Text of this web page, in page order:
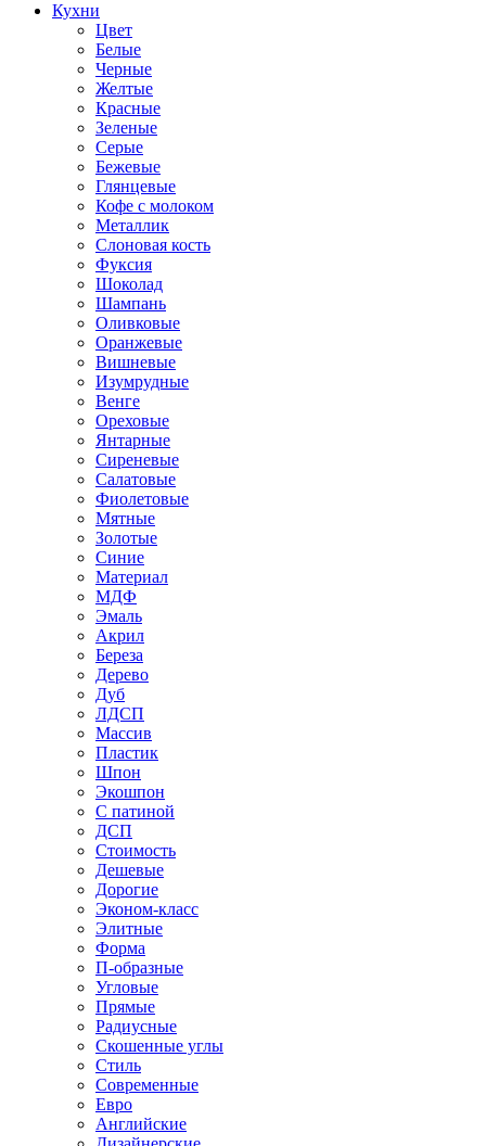
Кухни
Цвет
Белые
Черные
Желтые
Красные
Зеленые
Серые
Бежевые
Глянцевые
Кофе с молоком
Металлик
Слоновая кость
Фуксия
Шоколад
Шампань
Оливковые
Оранжевые
Вишневые
Изумрудные
Венге
Ореховые
Янтарные
Сиреневые
Салатовые
Фиолетовые
Мятные
Золотые
Синие
Материал
МДФ
Эмаль
Акрил
Береза
Дерево
Дуб
ЛДСП
Массив
Пластик
Шпон
Экошпон
С патиной
ДСП
Стоимость
Дешевые
Дорогие
Эконом-класс
Элитные
Форма
П-образные
Угловые
Прямые
Радиусные
Скошенные углы
Стиль
Современные
Евро
Английские